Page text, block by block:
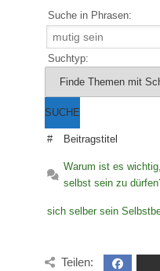
Suche in Phrasen:
Suchtyp:
# Beitragstitel
Warum ist es
selbst sein zu
sich selber sein
Teilen: